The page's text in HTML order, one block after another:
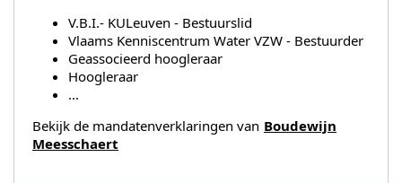
V.B.I.- KULeuven - Bestuurslid
Vlaams Kenniscentrum Water VZW - Bestuurder
Geassocieerd hoogleraar
Hoogleraar
...
Bekijk de mandatenverklaringen van Boudewijn
Meesschaert